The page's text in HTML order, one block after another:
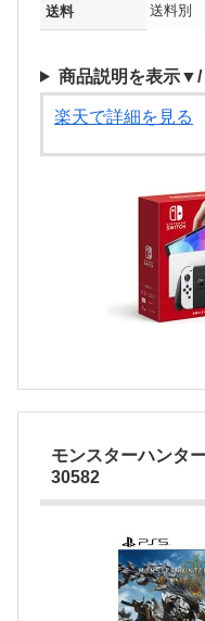
送料 送料別
商品説明を表示
楽天で詳細を見る
モンスターハンタ
30582